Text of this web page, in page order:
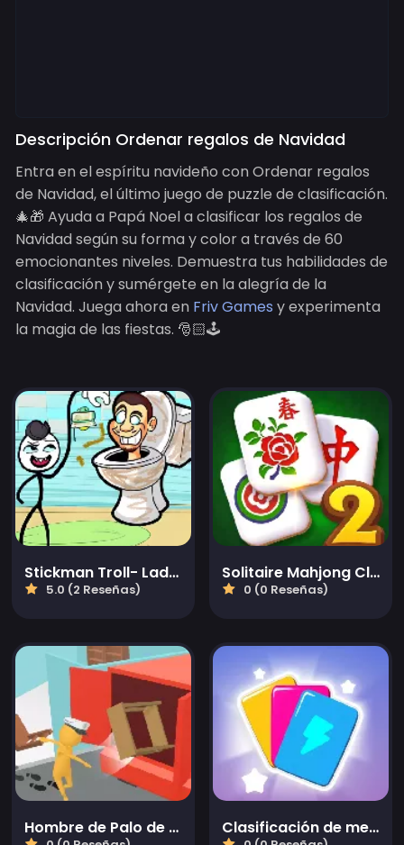
Descripción Ordenar regalos de Navidad
Entra en el espíritu navideño con Ordenar regalos
de Navidad, el último juego de puzzle de clasificación.
🎄🎁 Ayuda a Papá Noel a clasificar los regalos de
Navidad según su forma y color a través de 60
emocionantes niveles. Demuestra tus habilidades de
clasificación y sumérgete en la alegría de la
Navidad. Juega ahora en Friv Games y experimenta
la magia de las fiestas. 🎅🏻🕹️
Stickman Troll- Ladron Rompecabezas
5.0 (2 Reseñas)
Solitaire Mahjong Classic 2
0 (0 Reseñas)
Hombre de Palo de Entrega Totalmente Confiable Clasificación de mezcla de tarjetas